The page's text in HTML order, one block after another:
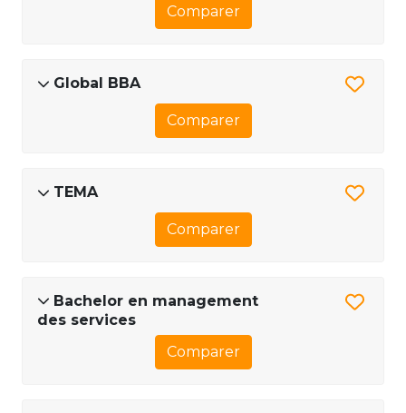
Comparer
Global BBA
Comparer
TEMA
Comparer
Bachelor en management
des services
Comparer